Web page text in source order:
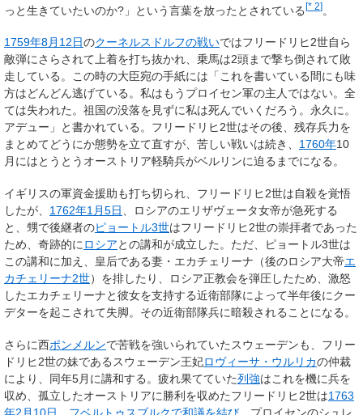
っと生きていたいのか?」という言葉を放ったとされている [* 2] 。
1759年8月12日のクーネルスドルフの戦いではフリードリヒ2世自ら
敵弾にさらされて上着を打ち抜かれ、乗馬は2頭まで撃ち倒されて敗
走している。この時の大臣宛の手紙には「これを書いている間にも味
方はどんどん逃げている。私はもうプロイセン軍の主人ではない。全
ては失われた。祖国の没落を見ずに私は死んでいくだろう。永久に。
アデュー」と書かれている。フリードリヒ2世はその後、残存兵力を
まとめてどうにか態勢を立て直すが、苦しい戦いは続き、 1760年10
月にはとうとうオーストリア軽騎兵がベルリンに迫るまでになる。
イギリスの軍資金援助も打ち切られ、フリードリヒ2世は自殺を覚悟
したが、 1762年1月5日
、ロシアのエリザヴェータ女帝が急死する
と、甥で後継者のピョートル3世はフリードリヒ2世の崇拝者であった
ため、奇跡的に ロシアとの講和が成立した。ただ、ピョートル3世は
この講和に加え、皇后である妻・エカチェリーナ（後のロシア大帝エ
カチェリーナ2世）を排したり、ロシア正教会を弾圧したため、激怒
したエカチェリーナと彼女を支持する近衛部隊によって半年後にクー
デターを起こされて失脚。その近衛部隊兵に暗殺されることになる。
さらに西ポンメルンで苦戦を強いられていたスウェーデンも、フリー
ドリヒ2世の妹であるスウェーデン王妃ロヴィーサ・ウルリカの仲裁
により、同年5月に講和する。疲れ果てていた列強はこれを機に兵を
収め、孤立したオーストリアに勝利を収めたフリードリヒ2世は1763
年2月10日 フベルトゥスブルクで和議を結び 、プロイセンのシュレ